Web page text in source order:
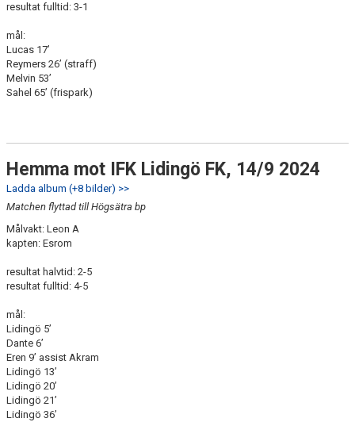
resultat fulltid: 3-1
mål:
Lucas 17’
Reymers 26’ (straff)
Melvin 53’
Sahel 65’ (frispark)
Hemma mot IFK Lidingö FK, 14/9 2024
Ladda album (+8 bilder) >>
Matchen flyttad till Högsätra bp
Målvakt: Leon A
kapten: Esrom
resultat halvtid: 2-5
resultat fulltid: 4-5
mål:
Lidingö 5’
Dante 6’
Eren 9’ assist Akram
Lidingö 13’
Lidingö 20’
Lidingö 21’
Lidingö 36’